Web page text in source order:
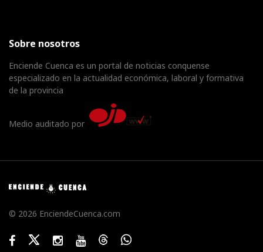
Sobre nosotros
Enciende Cuenca es un portal de noticias conquense
especializado en la actualidad económica, laboral y formativa
de la provincia
Medio auditado por
© 2026 EnciendeCuenca.com
FacebookTwitterInstagramYoutubeThreadsWhatsApp